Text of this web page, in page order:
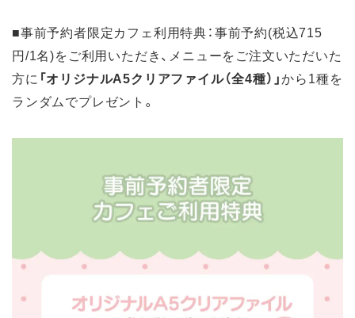
■事前予約者限定カフェ利用特典：事前予約(税込715
円/1名)をご利用いただき、メニューをご注文いただいた
方に 「オリジナルA5クリアファイル（全4種）」から1種を
ランダムでプレゼント。